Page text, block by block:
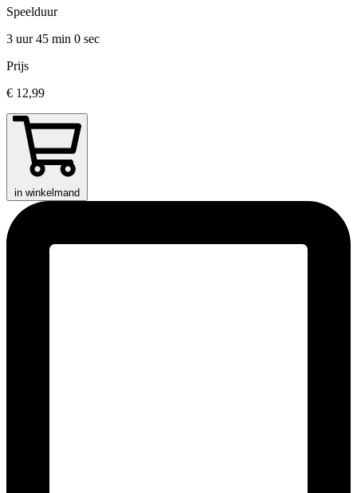
Speelduur
3 uur 45 min 0 sec
Prijs
€ 12,99
in winkelmand